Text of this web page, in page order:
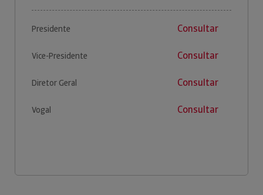
Presidente Consultar
Vice-Presidente Consultar
Diretor Geral Consultar
Vogal Consultar